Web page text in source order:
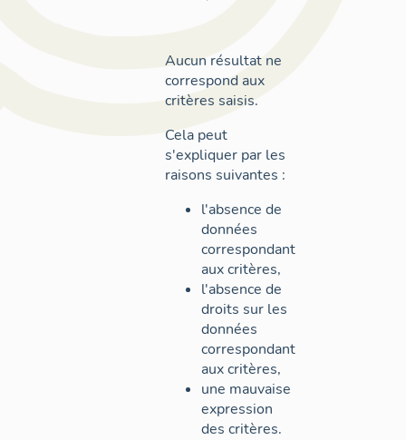
Aucun résultat ne
correspond aux
critères saisis.
Cela peut
s'expliquer par les
raisons suivantes :
l'absence de
données
correspondant
aux critères,
l'absence de
droits sur les
données
correspondant
aux critères,
une mauvaise
expression
des critères.